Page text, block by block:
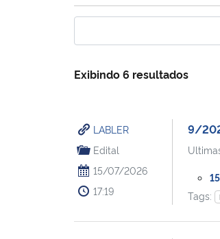
Exibindo 6 resultados
LABLER
Edital
15/07/2026
17:19
9/
Tags: